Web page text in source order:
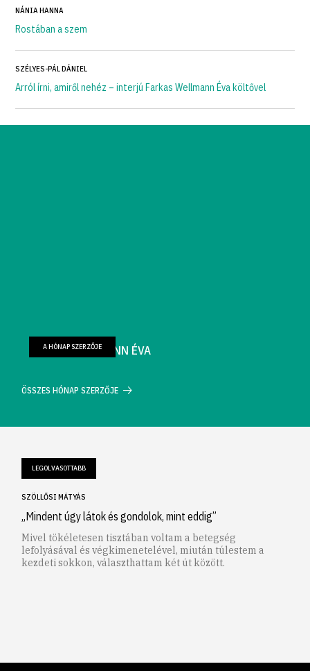
NÁNIA HANNA
Rostában a szem
SZÉLYES-PÁL DÁNIEL
Arról írni, amiről nehéz – interjú Farkas Wellmann Éva költővel
FARKAS WELLMANN ÉVA
A HÓNAP SZERZŐJE
ÖSSZES HÓNAP SZERZŐJE
LEGOLVASOTTABB
SZÖLLŐSI MÁTYÁS
„Mindent úgy látok és gondolok, mint eddig”
Mivel tökéletesen tisztában voltam a betegség
lefolyásával és végkimenetelével, miután túlestem a
kezdeti sokkon, választhattam két út között.